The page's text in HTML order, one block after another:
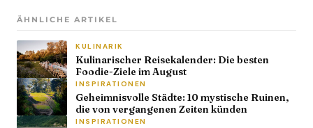
ÄHNLICHE ARTIKEL
KULINARIK
Kulinarischer Reisekalender: Die besten
Foodie-Ziele im August
INSPIRATIONEN
Geheimnisvolle Städte: 10 mystische Ruinen,
die von vergangenen Zeiten künden
INSPIRATIONEN